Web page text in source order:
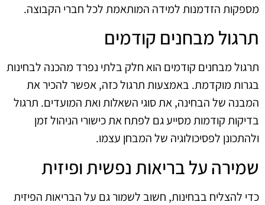
מספקות הזדמנות למידה המותאמת לכל חברי הקבוצה.
תרגול מבחנים קודמים
תרגול מבחנים קודמים הוא חלק בלתי נפרד מהכנה לבחינות
בגרות מוקדמת. באמצעות תרגול כזה, אפשר להכיר את
המבנה של הבחינה, את סוגי השאלות ואת המועדים. תרגול
בדיקות קודמות מסייע גם לפתח את כישורי הניהול זמן
ולהתכונן לפסיכולוגיה של המבחן עצמו.
שמירה על בריאות נפשית ופיזית
כדי להצליח בבחינות, חשוב לשמור גם על הבריאות הפיזית